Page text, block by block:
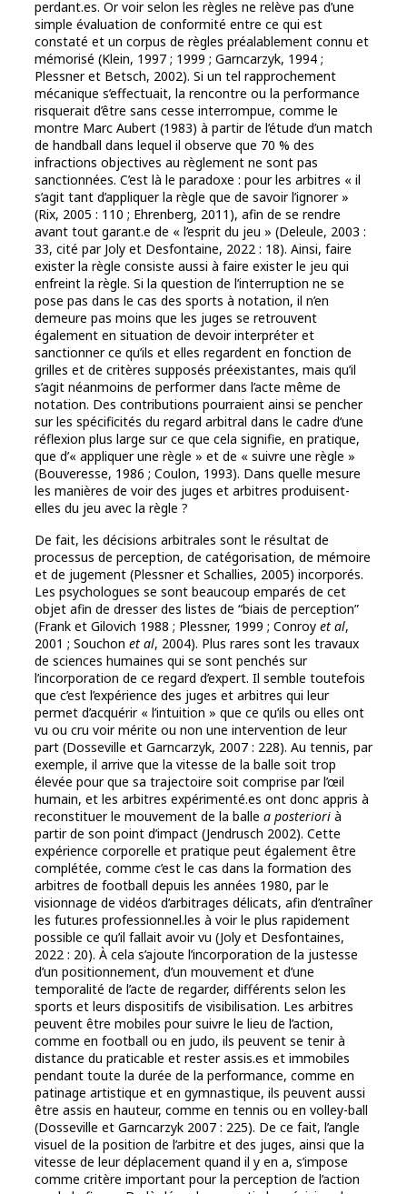
perdant.es. Or voir selon les règles ne relève pas d’une
simple évaluation de conformité entre ce qui est
constaté et un corpus de règles préalablement connu et
mémorisé (Klein, 1997 ; 1999 ; Garncarzyk, 1994 ;
Plessner et Betsch, 2002). Si un tel rapprochement
mécanique s’effectuait, la rencontre ou la performance
risquerait d’être sans cesse interrompue, comme le
montre Marc Aubert (1983) à partir de l’étude d’un match
de handball dans lequel il observe que 70 % des
infractions objectives au règlement ne sont pas
sanctionnées. C’est là le paradoxe : pour les arbitres « il
s’agit tant d’appliquer la règle que de savoir l’ignorer »
(Rix, 2005 : 110 ; Ehrenberg, 2011), afin de se rendre
avant tout garant.e de « l’esprit du jeu » (Deleule, 2003 :
33, cité par Joly et Desfontaine, 2022 : 18). Ainsi, faire
exister la règle consiste aussi à faire exister le jeu qui
enfreint la règle. Si la question de l’interruption ne se
pose pas dans le cas des sports à notation, il n’en
demeure pas moins que les juges se retrouvent
également en situation de devoir interpréter et
sanctionner ce qu’ils et elles regardent en fonction de
grilles et de critères supposés préexistantes, mais qu’il
s’agit néanmoins de performer dans l’acte même de
notation. Des contributions pourraient ainsi se pencher
sur les spécificités du regard arbitral dans le cadre d’une
réflexion plus large sur ce que cela signifie, en pratique,
que d’« appliquer une règle » et de « suivre une règle »
(Bouveresse, 1986 ; Coulon, 1993). Dans quelle mesure
les manières de voir des juges et arbitres produisent-
elles du jeu avec la règle ?
De fait, les décisions arbitrales sont le résultat de
processus de perception, de catégorisation, de mémoire
et de jugement (Plessner et Schallies, 2005) incorporés.
Les psychologues se sont beaucoup emparés de cet
objet afin de dresser des listes de “biais de perception”
(Frank et Gilovich 1988 ; Plessner, 1999 ; Conroy et al,
2001 ; Souchon et al, 2004). Plus rares sont les travaux
de sciences humaines qui se sont penchés sur
l’incorporation de ce regard d’expert. Il semble toutefois
que c’est l’expérience des juges et arbitres qui leur
permet d’acquérir « l’intuition » que ce qu’ils ou elles ont
vu ou cru voir mérite ou non une intervention de leur
part (Dosseville et Garncarzyk, 2007 : 228). Au tennis, par
exemple, il arrive que la vitesse de la balle soit trop
élevée pour que sa trajectoire soit comprise par l’œil
humain, et les arbitres expérimenté.es ont donc appris à
reconstituer le mouvement de la balle a posteriori à
partir de son point d’impact (Jendrusch 2002). Cette
expérience corporelle et pratique peut également être
complétée, comme c’est le cas dans la formation des
arbitres de football depuis les années 1980, par le
visionnage de vidéos d’arbitrages délicats, afin d’entraîner
les futur.es professionnel.les à voir le plus rapidement
possible ce qu’il fallait avoir vu (Joly et Desfontaines,
2022 : 20). À cela s’ajoute l’incorporation de la justesse
d’un positionnement, d’un mouvement et d’une
temporalité de l’acte de regarder, différents selon les
sports et leurs dispositifs de visibilisation. Les arbitres
peuvent être mobiles pour suivre le lieu de l’action,
comme en football ou en judo, ils peuvent se tenir à
distance du praticable et rester assis.es et immobiles
pendant toute la durée de la performance, comme en
patinage artistique et en gymnastique, ils peuvent aussi
être assis en hauteur, comme en tennis ou en volley-ball
(Dosseville et Garncarzyk 2007 : 225). De ce fait, l’angle
visuel de la position de l’arbitre et des juges, ainsi que la
vitesse de leur déplacement quand il y en a, s’impose
comme critère important pour la perception de l’action